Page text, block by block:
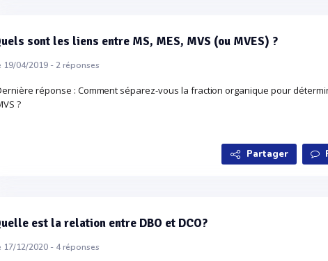
sont les liens entre MS, MES, MVS (ou MVES) ?
19/04/2019 -2réponses
réponse : Comment séparez-vous la fraction organique pour
?
Partager
est la relation entre DBO et DCO?
17/12/2020 - 4réponses